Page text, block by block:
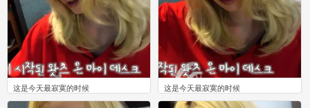
这是今天最寂寞的时候
0
这是今天最寂寞的时候
0